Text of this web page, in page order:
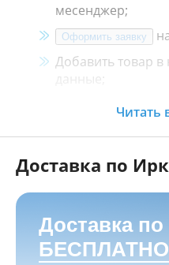
месенджер;
Оформить заявку
Добавить товар в
данные;
Менеджер
Как оплатить:
Наличными,
картой и картой
магазина по
24а, Мотосалон
Читать
Доставка по
Доставка по
БЕСПЛАТНО